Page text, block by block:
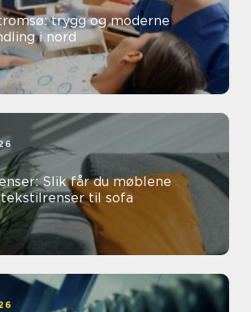
trygg og moderne
i nord
Slik får du møblene
til sofa